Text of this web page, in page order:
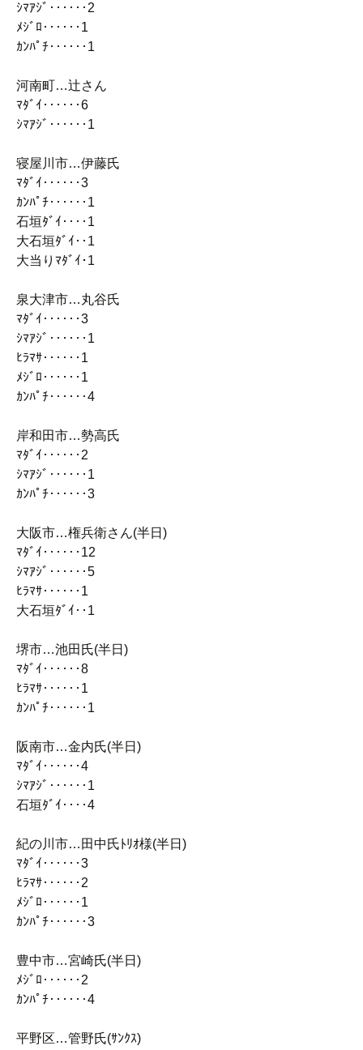
ｼﾏｱｼﾞ‥‥‥2
ﾒｼﾞﾛ‥‥‥1
ｶﾝﾊﾟﾁ‥‥‥1
河南町…辻さん
ﾏﾀﾞｲ‥‥‥6
ｼﾏｱｼﾞ‥‥‥1
寝屋川市…伊藤氏
ﾏﾀﾞｲ‥‥‥3
ｶﾝﾊﾟﾁ‥‥‥1
石垣ﾀﾞｲ‥‥1
大石垣ﾀﾞｲ‥1
大当りﾏﾀﾞｲ･1
泉大津市…丸谷氏
ﾏﾀﾞｲ‥‥‥3
ｼﾏｱｼﾞ‥‥‥1
ﾋﾗﾏｻ‥‥‥1
ﾒｼﾞﾛ‥‥‥1
ｶﾝﾊﾟﾁ‥‥‥4
岸和田市…勢高氏
ﾏﾀﾞｲ‥‥‥2
ｼﾏｱｼﾞ‥‥‥1
ｶﾝﾊﾟﾁ‥‥‥3
大阪市…権兵衛さん(半日)
ﾏﾀﾞｲ‥‥‥12
ｼﾏｱｼﾞ‥‥‥5
ﾋﾗﾏｻ‥‥‥1
大石垣ﾀﾞｲ‥1
堺市…池田氏(半日)
ﾏﾀﾞｲ‥‥‥8
ﾋﾗﾏｻ‥‥‥1
ｶﾝﾊﾟﾁ‥‥‥1
阪南市…金内氏(半日)
ﾏﾀﾞｲ‥‥‥4
ｼﾏｱｼﾞ‥‥‥1
石垣ﾀﾞｲ‥‥4
紀の川市…田中氏ﾄﾘｵ様(半日)
ﾏﾀﾞｲ‥‥‥3
ﾋﾗﾏｻ‥‥‥2
ﾒｼﾞﾛ‥‥‥1
ｶﾝﾊﾟﾁ‥‥‥3
豊中市…宮崎氏(半日)
ﾒｼﾞﾛ‥‥‥2
ｶﾝﾊﾟﾁ‥‥‥4
平野区…管野氏(ｻﾝｸｽ)